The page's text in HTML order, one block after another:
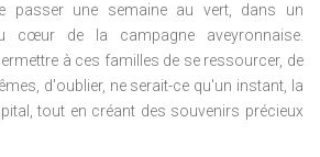
passer une semaine au vert, dans un
cœur de la campagne aveyronnaise.
à ces familles de se ressourcer, de
d'oublier, ne serait-ce qu'un instant, la
tout en créant des souvenirs précieux